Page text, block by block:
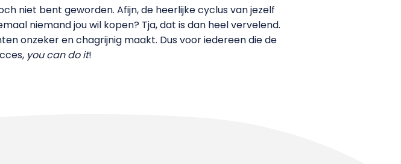
niet bent geworden. Afijn, de heerlijke cyclus van jezelf
niemand jou wil kopen? Tja, dat is dan heel vervelend.
onzeker en chagrijnig maakt. Dus voor iedereen die de
you can do it!